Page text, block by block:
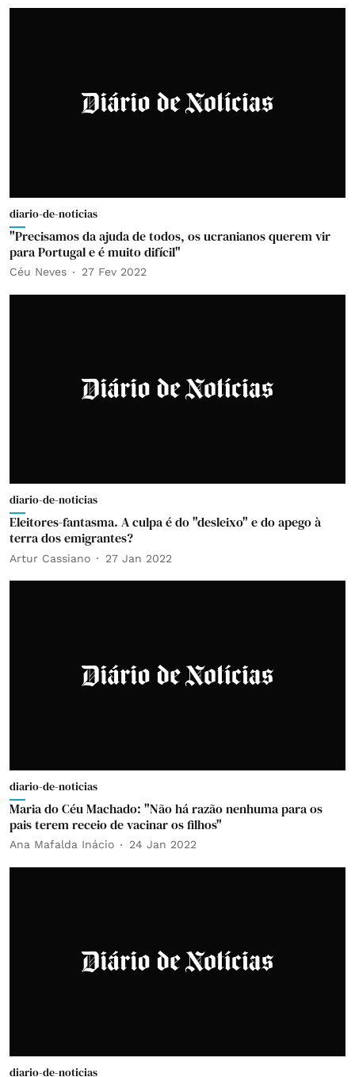
diario-de-noticias
"Precisamos da ajuda de todos, os ucranianos querem vir
para Portugal e é muito difícil"
Céu Neves 27 Fev 2022
diario-de-noticias
Eleitores-fantasma. A culpa é do "desleixo" e do apego à
terra dos emigrantes?
Artur Cassiano 27 Jan 2022
diario-de-noticias
Maria do Céu Machado: "Não há razão nenhuma para os
pais terem receio de vacinar os filhos"
Ana Mafalda Inácio 24 Jan 2022
diario-de-noticias